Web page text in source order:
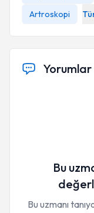
Artroskopi
Yorumlar
Bu
Bu uzmanı